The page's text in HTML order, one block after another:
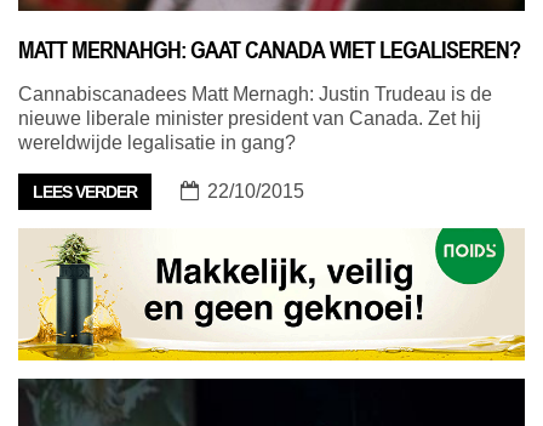
MATT MERNAHGH: GAAT CANADA WIET LEGALISEREN?
Cannabiscanadees Matt Mernagh: Justin Trudeau is de
nieuwe liberale minister president van Canada. Zet hij
wereldwijde legalisatie in gang?
LEES VERDER 22/10/2015